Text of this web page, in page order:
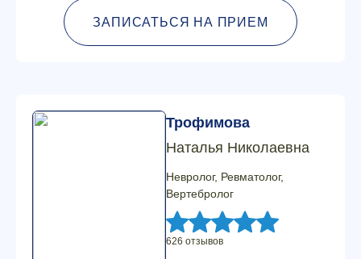
ЗАПИСАТЬСЯ НА ПРИЕМ
Трофимова
Наталья Николаевна
Невролог, Ревматолог,
Вертебролог
626 отзывов